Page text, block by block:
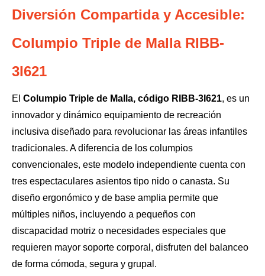
Diversión Compartida y Accesible:
Columpio Triple de Malla RIBB-
3I621
El Columpio Triple de Malla, código RIBB-3I621, es un
innovador y dinámico equipamiento de recreación
inclusiva diseñado para revolucionar las áreas infantiles
tradicionales. A diferencia de los columpios
convencionales, este modelo independiente cuenta con
tres espectaculares asientos tipo nido o canasta. Su
diseño ergonómico y de base amplia permite que
múltiples niños, incluyendo a pequeños con
discapacidad motriz o necesidades especiales que
requieren mayor soporte corporal, disfruten del balanceo
de forma cómoda, segura y grupal.